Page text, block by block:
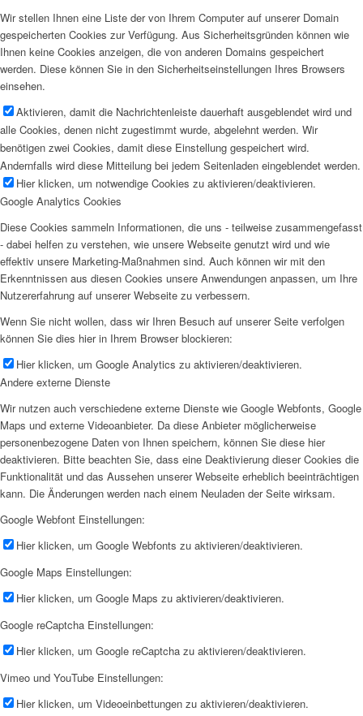
Wir stellen Ihnen eine Liste der von Ihrem Computer auf unserer Domain
gespeicherten Cookies zur Verfügung. Aus Sicherheitsgründen können wie
Ihnen keine Cookies anzeigen, die von anderen Domains gespeichert
werden. Diese können Sie in den Sicherheitseinstellungen Ihres Browsers
einsehen.
Aktivieren, damit die Nachrichtenleiste dauerhaft ausgeblendet wird und
alle Cookies, denen nicht zugestimmt wurde, abgelehnt werden. Wir
benötigen zwei Cookies, damit diese Einstellung gespeichert wird.
Andernfalls wird diese Mitteilung bei jedem Seitenladen eingeblendet werden.
Hier klicken, um notwendige Cookies zu aktivieren/deaktivieren.
Google Analytics Cookies
Diese Cookies sammeln Informationen, die uns - teilweise zusammengefasst
- dabei helfen zu verstehen, wie unsere Webseite genutzt wird und wie
effektiv unsere Marketing-Maßnahmen sind. Auch können wir mit den
Erkenntnissen aus diesen Cookies unsere Anwendungen anpassen, um Ihre
Nutzererfahrung auf unserer Webseite zu verbessern.
Wenn Sie nicht wollen, dass wir Ihren Besuch auf unserer Seite verfolgen
können Sie dies hier in Ihrem Browser blockieren:
Hier klicken, um Google Analytics zu aktivieren/deaktivieren.
Andere externe Dienste
Wir nutzen auch verschiedene externe Dienste wie Google Webfonts, Google
Maps und externe Videoanbieter. Da diese Anbieter möglicherweise
personenbezogene Daten von Ihnen speichern, können Sie diese hier
deaktivieren. Bitte beachten Sie, dass eine Deaktivierung dieser Cookies die
Funktionalität und das Aussehen unserer Webseite erheblich beeinträchtigen
kann. Die Änderungen werden nach einem Neuladen der Seite wirksam.
Google Webfont Einstellungen:
Hier klicken, um Google Webfonts zu aktivieren/deaktivieren.
Google Maps Einstellungen:
Hier klicken, um Google Maps zu aktivieren/deaktivieren.
Google reCaptcha Einstellungen:
Hier klicken, um Google reCaptcha zu aktivieren/deaktivieren.
Vimeo und YouTube Einstellungen:
Hier klicken, um Videoeinbettungen zu aktivieren/deaktivieren.